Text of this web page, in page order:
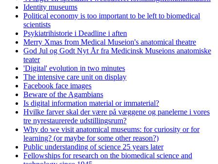
Identity museums
Political economy is too important to be left to biomedical
scientists
Psykiatrihistorie i Deadline i aften
Merry Xmas from Medical Museion's anatomical theatre
God Jul og Godt Nyt År fra Medicinsk Museions anatomiske
teater
'Digital' evolution in two minutes
The intensive care unit on display
Facebook face images
Beware of the Agambians
Is digital information material or immaterial?
Hvilke farver skal der være på væggene og panelerne i vores
tre nyrestaurerede udstillingsrum?
Why do we visit anatomical museums: for curiosity or for
learning? (or maybe for some other reason?)
Public understanding of science 25 years later
Fellowships for research on the biomedical science and